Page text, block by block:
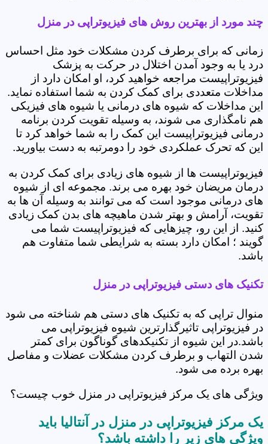
چند مورد از بهترین روش های فیزیوتراپی در منزل
زمانی که برای برطرف کردن مشکلات خود مثل احساس
درد یا به وجود آمدن اختلال در حرکت به پزشک
فیزیوتراپیست مراجعه خواهید کرد، او امکان دارد از
مداخلات متعددی برای کمک کردن به شما استفاده نماید.
این مداخلات که شیوه های درمانی یا شیوه های فیزیکی
هم نامگذاری می شوند، به وسیله تقویت کردن برنامه
درمانی فیزیوتراپیست این کمک را به شما خواهد کرد تا
این که تحرک عملکردی خود را دومرتبه به دست بیاورید.
فیزیوتراپیست ها از شیوه های زیادی برای کمک کردن به
درمان مریضان خود بهره می برند. مجموعه ای از شیوه
های درمانی موجود است که می توانند به وسیله آن ها به
تقویت، آرامش و بهتر شدن ماهیچه های بدن کمک زیادی
کنید. از این رو، چیزهایی که فیزیوتراپیست شما می
گویند ؛ امکان دارد بسته به شرایطی شما متفاوت هم
باشد.
تکنیک های دستی فیزیوتراپی در منزل
منوال تراپی که به تکنیک های دستی هم شناخته می شود
در فیزیوتراپی تاثیرگذارترین شیوه فیزیوتراپی می
باشد.در این شیوه از تکنیکدهای گوناگون برای کمتر
شدن التهاب و برطرف کردن مشکلات عضلات و مفاصل
بهره برده می شود.
ویژگی های یک مرکز فیزیوتراپی در منزل خوب چیست؟
یک مرکز فیزیوتراپی در منزل در آنتالیا باید
ویژگی های زیر را داشته باشد؟